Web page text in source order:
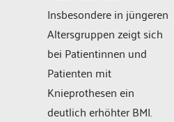
Insbesondere in jüngeren
Altersgruppen zeigt sich
bei Patientinnen und
Patienten mit
Knieprothesen ein
deutlich erhöhter BMI.